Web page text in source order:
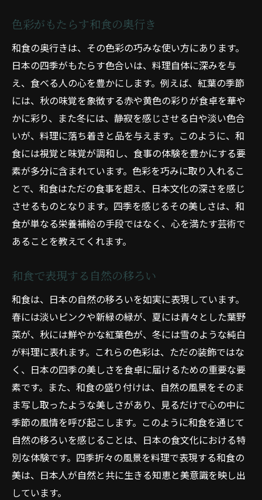
色彩がもたらす和食の奥行き
和食の奥行きは、その色彩の巧みな使い方にあります。
日本の四季がもたらす色合いは、料理自体に深みを与
え、食べる人の心を豊かにします。例えば、紅葉の季節
には、秋の味覚を象徴する赤や黄色の彩りが食卓を華や
かに彩り、また冬には、静寂を感じさせる白や淡い色合
いが、料理に落ち着きと品を与えます。このように、和
食には視覚と味覚が調和し、食事の体験を豊かにする要
素が多分に含まれています。色彩を巧みに取り入れるこ
とで、和食はただの食事を超え、日本文化の深さを感じ
させるものとなります。四季を感じるその美しさは、和
食が単なる栄養補給の手段ではなく、心を満たす芸術で
あることを教えてくれます。
和食で表現する自然の移ろい
和食は、日本の自然の移ろいを如実に表現しています。
春には淡いピンクや新緑の緑が、夏には青々とした葉野
菜が、秋には鮮やかな紅葉色が、冬には雪のような純白
が料理に表れます。これらの色彩は、ただの装飾ではな
く、日本の四季の美しさを食卓に届けるための重要な要
素です。また、和食の盛り付けは、自然の風景をそのま
ま写し取ったような美しさがあり、見るだけで心の中に
季節の風情を呼び起こします。このように和食を通じて
自然の移ろいを感じることは、日本の食文化における特
別な体験です。四季折々の風景を料理で表現する和食の
美は、日本人が自然と共に生きる知恵と美意識を映し出
しています。